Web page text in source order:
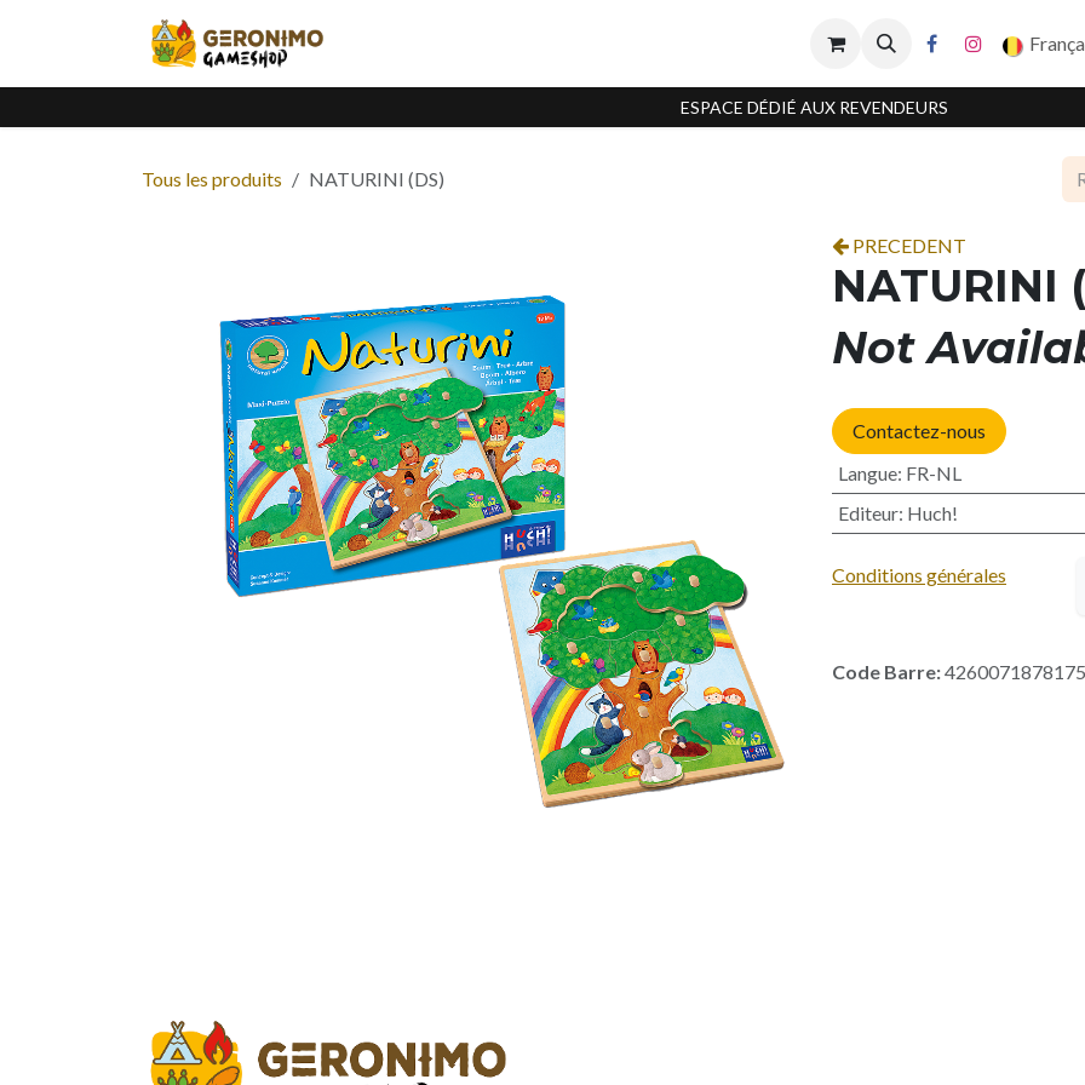
ESPACE DÉDIÉ AUX REVENDEURS
Tous les produits NATURINI (DS)
PRECEDENT
NATURINI
Not
Contactez-nous
Langue: FR-NL
Editeur: Huch!
Conditions générales
Code Barre:4260071878175